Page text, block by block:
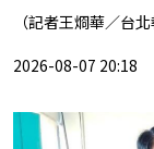
（記者王烱華／台
2026-08-07 20:18